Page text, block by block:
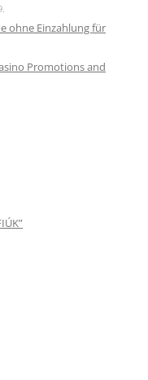
ohne Einzahlung für
Promotions and